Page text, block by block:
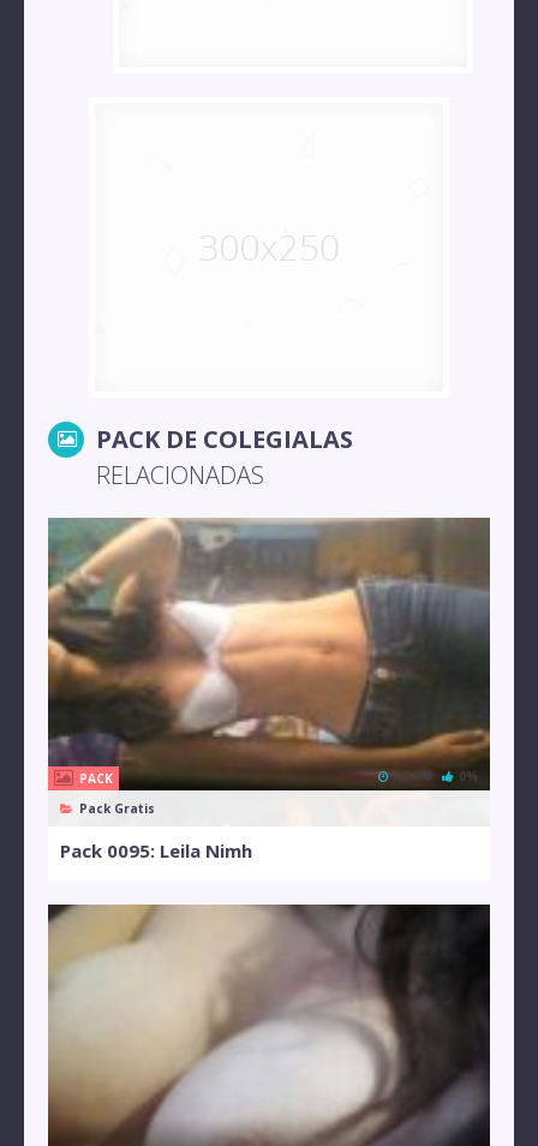
PACK DE COLEGIALAS
RELACIONADAS
PACK
Pack Gratis
19 MB 0%
Pack 0095: Leila Nimh